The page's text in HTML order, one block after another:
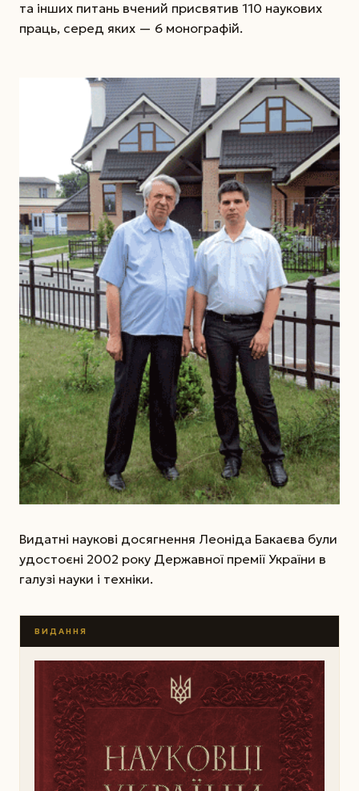
та інших питань вчений присвятив 110 наукових
праць, серед яких — 6 монографій.
Видатні наукові досягнення Леоніда Бакаєва були
удостоєні 2002 року Державної премії України в
галузі науки і техніки.
ВИДАННЯ